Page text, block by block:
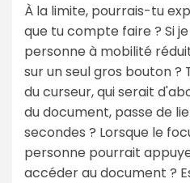
À la limite, pourrais-tu
que tu compte faire ? Si
personne à mobilité
sur un seul gros bouton ?
du curseur, qui serait
du document, passe de
secondes ? Lorsque le
personne pourrait
accéder au document ?